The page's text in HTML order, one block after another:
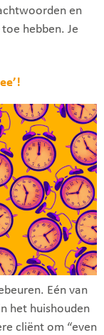
en
hebben. Je
Eén van
het huishouden
cliënt om “even